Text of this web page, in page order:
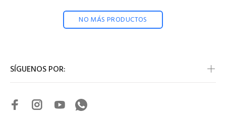
NO MÁS PRODUCTOS
SÍGUENOS POR: